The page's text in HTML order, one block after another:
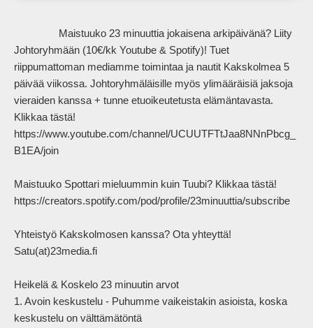
Johtoryhmään (10€/kk Youtube & Spotify)! Tuet
riippumattoman mediamme toimintaa ja nautit Kakskolmea 5
päivää viikossa. Johtoryhmäläisille myös ylimääräisiä jaksoja
vieraiden kanssa + tunne etuoikeutetusta elämäntavasta.
Klikkaa tästä!
https://www.youtube.com/channel/UCUUTFTtJaa8NNnPbcg_
B1EA/join
Maistuuko Spottari mieluummin kuin Tuubi? Klikkaa tästä!
https://creators.spotify.com/pod/profile/23minuuttia/subscribe
Yhteistyö Kakskolmosen kanssa? Ota yhteyttä!
Satu(at)23media.fi
Heikelä & Koskelo 23 minuutin arvot
1. Avoin keskustelu - Puhumme vaikeistakin asioista, koska
keskustelu on välttämätöntä